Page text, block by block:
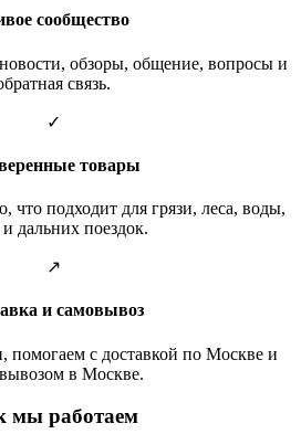
сообщество
обзоры, общение, вопросы и
связь.
✓
товары
что подходит для грязи, леса, воды,
и дальних поездок.
↗
и самовывоз
помогаем с доставкой по Москве и
в Москве.
мы работаем